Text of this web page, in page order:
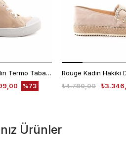
Kemal Tanca Kadın Termo Taban Bej Günlük Ayakkabı
%73 ₺4.780,00
Ürünler